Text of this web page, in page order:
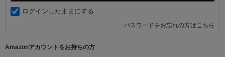
ログインしたままにする
パスワードをお忘れの方はこちら
Amazonアカウントをお持ちの方